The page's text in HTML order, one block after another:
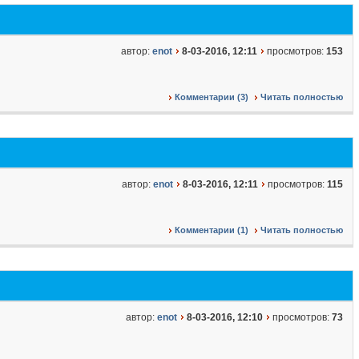
автор: enot 8-03-2016, 12:11 просмотров: 153
Комментарии (3) Читать полностью
автор: enot 8-03-2016, 12:11 просмотров: 115
Комментарии (1) Читать полностью
автор: enot 8-03-2016, 12:10 просмотров: 73